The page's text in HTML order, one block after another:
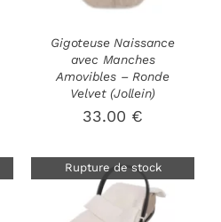
Gigoteuse Naissance
avec Manches
Amovibles – Ronde
Velvet (Jollein)
33.00 €
Rupture de stock
DÉTAILS